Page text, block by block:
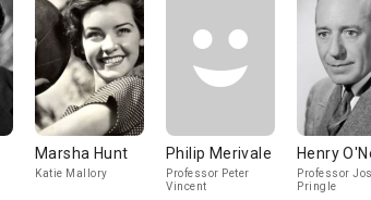
Marsha Hunt
Katie Mallory
Philip Merivale
Professor Peter
Vincent
Henry
Professor
Pringle